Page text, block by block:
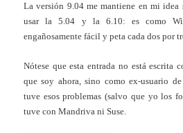
La versión 9.04 me mantiene en mi idea
usar la 5.04 y la 6.10: es como
engañosamente fácil y peta cada dos por
Nótese que esta entrada no está escrita
que soy ahora, sino como ex-usuario
tuve esos problemas (salvo que yo los
tuve con Mandriva ni Suse.